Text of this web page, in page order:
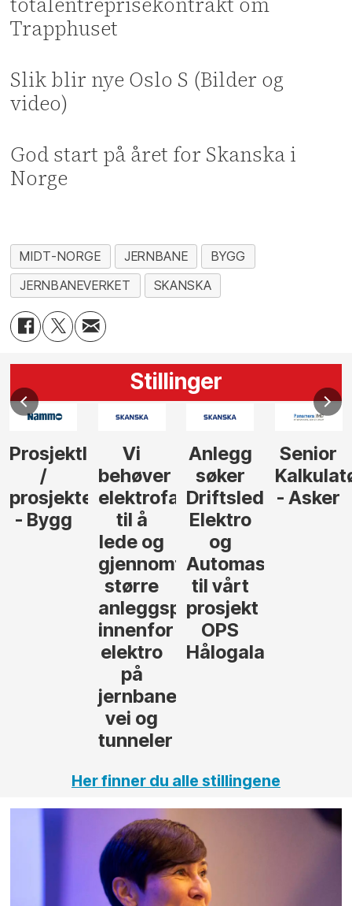
Trapphuset
Slik blir nye Oslo S (Bilder og
video)
God start på året for Skanska i
Norge
MIDT-NORGE JERNBANE
BYGG
JERNBANEVERKET
SKANSKA
Stillinger
Prosjektleder
/
prosjekteringsleder
- Bygg
Vi
behøver
elektrofagfolk
til å
lede og
gjennomføre
større
anleggsprosjekter
innenfor
elektro
på
jernbane,
vei og
tunneler
Anlegg
søker
Driftsleder
Elektro
og
Automasjon
til vårt
prosjekt
OPS
Senior
- Asker
Her finner du alle stillingene